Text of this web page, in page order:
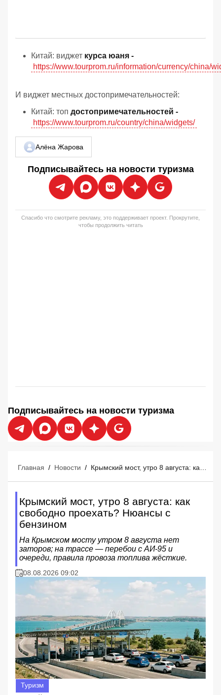
Китай: виджет курса юаня -
https://www.tourprom.ru/information/currency/china/
И виджет местных достопримечательностей:
Китай: топ достопримечательностей -
https://www.tourprom.ru/country/china/widgets/
Алёна Жарова
Подписывайтесь на новости туризма
Спасибо что смотрите рекламу, это поддерживает проект. Прокрутите,
чтобы продолжить читать
Подписывайтесь на новости туризма
Главная / Новости / Крымский мост, утро 8 августа: как свободно проехать? Нюансы с бензином
Крымский мост, утро 8 августа: как
свободно проехать? Нюансы с
бензином
На Крымском мосту утром 8 августа нет
заторов; на трассе — перебои с АИ‑95 и
очереди, правила провоза топлива жёсткие.
08.08.2026 09:02
Туризм